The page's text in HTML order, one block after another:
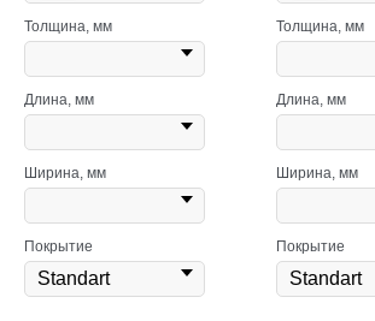
Толщина, мм
Длина, мм
Ширина, мм
Покрытие
Толщина, мм
Длина, мм
Ширина, мм
Покрытие